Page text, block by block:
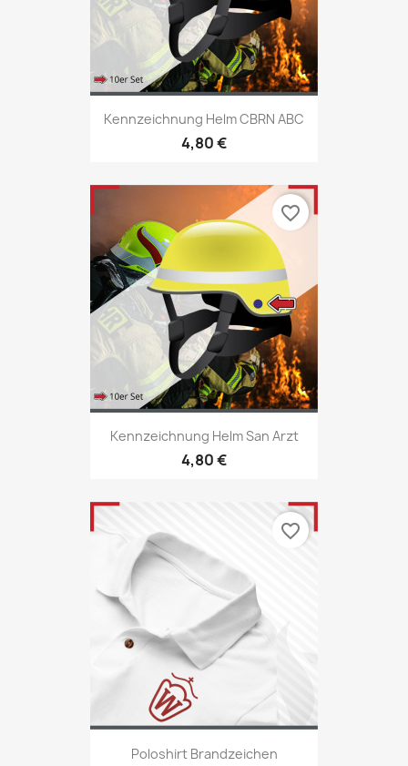
Kennzeichnung Helm CBRN ABC
4,80 €
Kennzeichnung Helm San Arzt
4,80 €
favorite_border
Poloshirt Brandzeichen
favorite_border